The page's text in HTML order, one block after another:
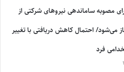
مصوبه ساماندهی نیروهای شرکتی از
می‌شود/ احتمال کاهش دریافتی با تغییر
فرد